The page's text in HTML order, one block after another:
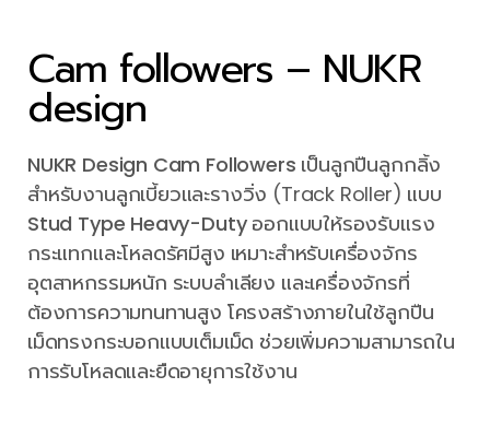
Cam followers – NUKR
design
NUKR Design Cam Followers เป็นลูกปืนลูกกลิ้ง
สำหรับงานลูกเบี้ยวและรางวิ่ง (Track Roller) แบบ
Stud Type Heavy-Dutyออกแบบให้รองรับแรง
กระแทกและโหลดรัศมีสูง เหมาะสำหรับเครื่องจักร
อุตสาหกรรมหนัก ระบบลำเลียง และเครื่องจักรที่
ต้องการความทนทานสูง โครงสร้างภายในใช้ลูกปืน
เม็ดทรงกระบอกแบบเต็มเม็ด ช่วยเพิ่มความสามารถใน
การรับโหลดและยืดอายุการใช้งาน